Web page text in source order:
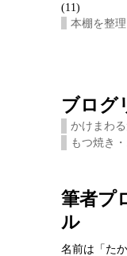
(11)
本棚を整
ブログ
かけまわる
もつ焼き
筆者プ
ル
名前は「た